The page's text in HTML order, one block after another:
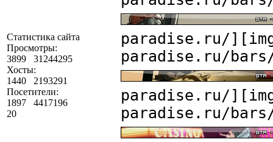
Статистика сайта
Просмотры:
3899
31244295
Хосты:
1440
2193291
Посетители:
1897
4417196
20
paradise.ru/
paradise.ru/
paradise.ru/
paradise.ru/